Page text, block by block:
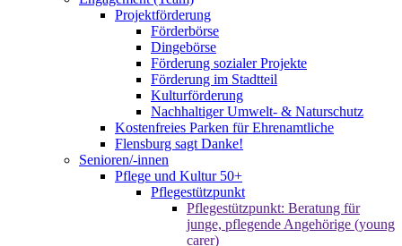
Projektförderung
Förderbörse
Dingebörse
Förderung sozialer Projekte
Förderung im Stadtteil
Kulturförderung
Nachhaltiger Umwelt- & Naturschutz
Kostenfreies Parken für Ehrenamtliche
Flensburg sagt Danke!
Senioren/-innen
Pflege und Kultur 50+
Pflegestützpunkt
Pflegestützpunkt: Beratung für
junge, pflegende Angehörige (young
carer)